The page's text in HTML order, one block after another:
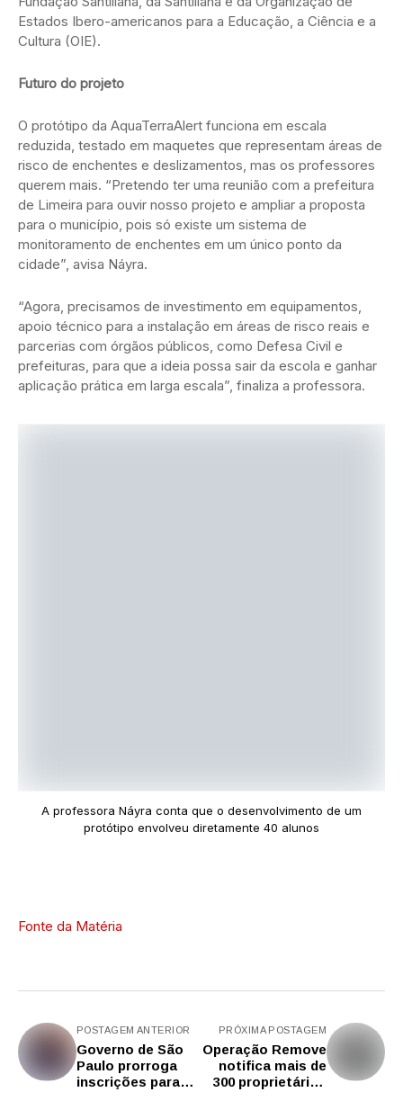
Estados Ibero-americanos para a Educação, a Ciência e a
Cultura (OIE).
Futuro do projeto
O protótipo da AquaTerraAlert funciona em escala
reduzida, testado em maquetes que representam áreas de
risco de enchentes e deslizamentos, mas os professores
querem mais. “Pretendo ter uma reunião com a prefeitura
de Limeira para ouvir nosso projeto e ampliar a proposta
para o município, pois só existe um sistema de
monitoramento de enchentes em um único ponto da
cidade”, avisa Náyra.
“Agora, precisamos de investimento em equipamentos,
apoio técnico para a instalação em áreas de risco reais e
parcerias com órgãos públicos, como Defesa Civil e
prefeituras, para que a ideia possa sair da escola e ganhar
aplicação prática em larga escala”, finaliza a professora.
A professora Náyra conta que o desenvolvimento de um
protótipo envolveu diretamente 40 alunos
Fonte da Matéria
POSTAGEM ANTERIOR
Governo de São
Paulo prorroga
inscrições para
PRÓXIMA POSTAGEM
Operação Remove
notifica mais de
300 proprietários